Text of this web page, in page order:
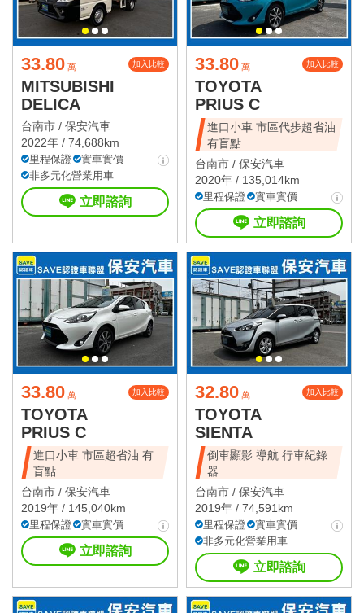
33.80 萬 加入比較
MITSUBISHI
DELICA
台南市 / 保安汽車
2022年 / 74,688km
里程保證
實車實價
非多元化營業用車
立即諮詢
33.80 萬 加入比較
TOYOTA
PRIUS C
進口小車 市區代步超省油
有盲點
台南市 / 保安汽車
2020年 / 135,014km
里程保證 實車實價
立即諮詢
33.80 萬 加入比較
TOYOTA
PRIUS C
進口小車 市區超省油 有
盲點
台南市 / 保安汽車
2019年 / 145,040km
里程保證 實車實價
立即諮詢
32.80 萬 加入比較
TOYOTA
SIENTA
倒車顯影 導航 行車紀錄
器
台南市 / 保安汽車
2019年 / 74,591km
里程保證
實車實價
非多元化營業用車
立即諮詢